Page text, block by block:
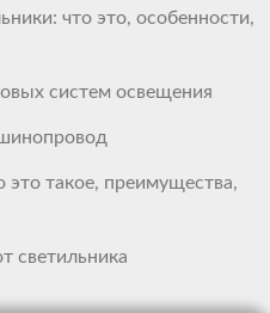
что это, особенности,
систем освещения
такое, преимущества,
светильника